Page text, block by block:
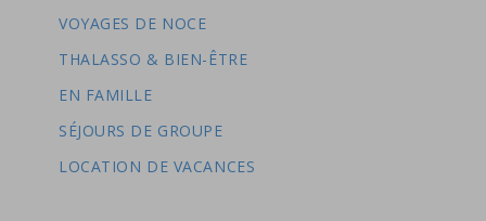
VOYAGES DE NOCE
THALASSO & BIEN-ÊTRE
EN FAMILLE
SÉJOURS DE GROUPE
LOCATION DE VACANCES